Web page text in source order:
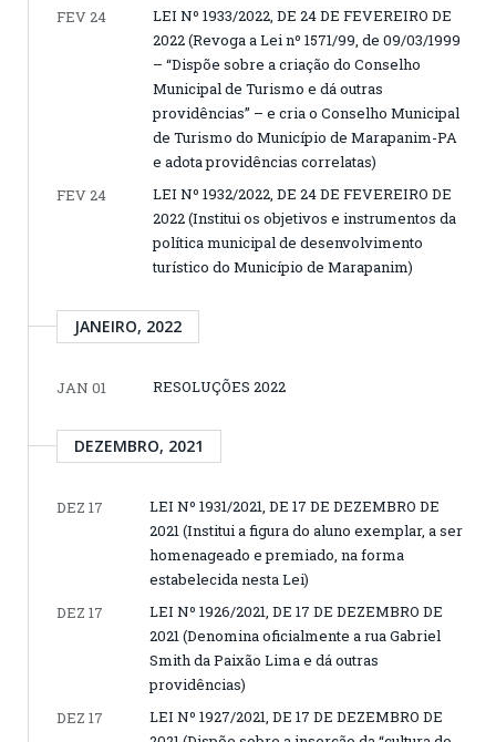
FEV 24
LEI Nº 1933/2022, DE 24 DE FEVEREIRO DE
2022 (Revoga a Lei nº 1571/99, de 09/03/1999
– “Dispõe sobre a criação do Conselho
Municipal de Turismo e dá outras
providências” – e cria o Conselho Municipal
de Turismo do Município de Marapanim-PA
e adota providências correlatas)
FEV 24
LEI Nº 1932/2022, DE 24 DE FEVEREIRO DE
2022 (Institui os objetivos e instrumentos da
política municipal de desenvolvimento
turístico do Município de Marapanim)
JANEIRO, 2022
JAN 01 RESOLUÇÕES 2022
DEZEMBRO, 2021
DEZ 17
LEI Nº 1931/2021, DE 17 DE DEZEMBRO DE
2021 (Institui a figura do aluno exemplar, a ser
homenageado e premiado, na forma
estabelecida nesta Lei)
DEZ 17
LEI Nº 1926/2021, DE 17 DE DEZEMBRO DE
2021 (Denomina oficialmente a rua Gabriel
Smith da Paixão Lima e dá outras
providências)
DEZ 17
LEI Nº 1927/2021, DE 17 DE DEZEMBRO DE